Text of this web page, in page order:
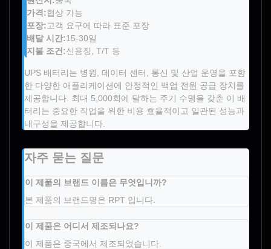
가격:협상 가능
포장:고객 요구에 따라 표준 포장
배달 시간:15-30일
지불 조건:신용장, T/T 등
UPS 배터리는 병원, 데이터 센터, 통신 및 산업 운영을 포함
한 다양한 애플리케이션에 안정적인 백업 전원 공급 장치를
제공합니다. 최대 5,000회에 달하는 주기 수명을 갖춘 이 배
터리는 중요한 작업을 위한 비용 효율적이고 일관된 성능과
내구성을 제공합니다.
자주 묻는 질문
이 제품의 브랜드 이름은 무엇입니까?
본 제품의 브랜드명은 RPT 입니다.
이 제품은 어디서 제조되나요?
이 제품은 중국에서 제조되었습니다.